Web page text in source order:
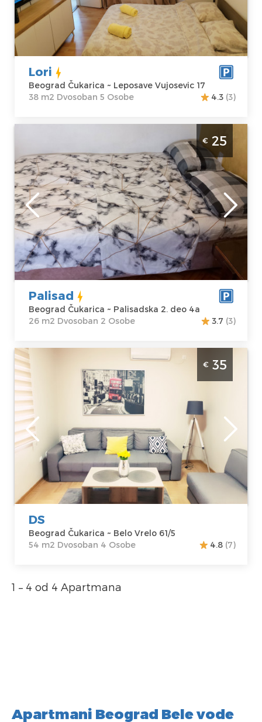
Čukarica
Adresa:
Leposave
Vujosevic 17
Cena
37 €
m2
Struktura :
Dvosoban
Lori
Beograd Čukarica ~ Leposave Vujosevic 17
38 m2 Dvosoban 5 Osobe
4.3 (3)
Dvosoban Apartman Palisad Beograd
Čukarica povrsine 26m2, pogodan za
boravak do 2 osobe
Beograd
Lokacija:
Beograd
Čukarica
Adresa:
Palisadska 2.
deo 4a
Cena25 €
Gosti:2
Kvadratura :26
m2
Struktura :
Dvosoban
€ 25
Palisad
Beograd Čukarica ~ Palisadska 2. deo 4a
26 m2 Dvosoban 2 Osobe
3.7 (3)
Dvosoban Apartman DS Beograd Čukarica
Beograd
Lokacija:
Beograd
Čukarica
Adresa:Belo
Vrelo 61/5
Cena 35 €
Gosti:
Kvadratura :
54
m2
Struktura :
Dvosoban
€ 35
DS
Beograd Čukarica ~ Belo Vrelo 61/5
54 m2 Dvosoban 4 Osobe
4.8 (7)
1 – 4 od 4 Apartmana
Apartmani Beograd Bele vode